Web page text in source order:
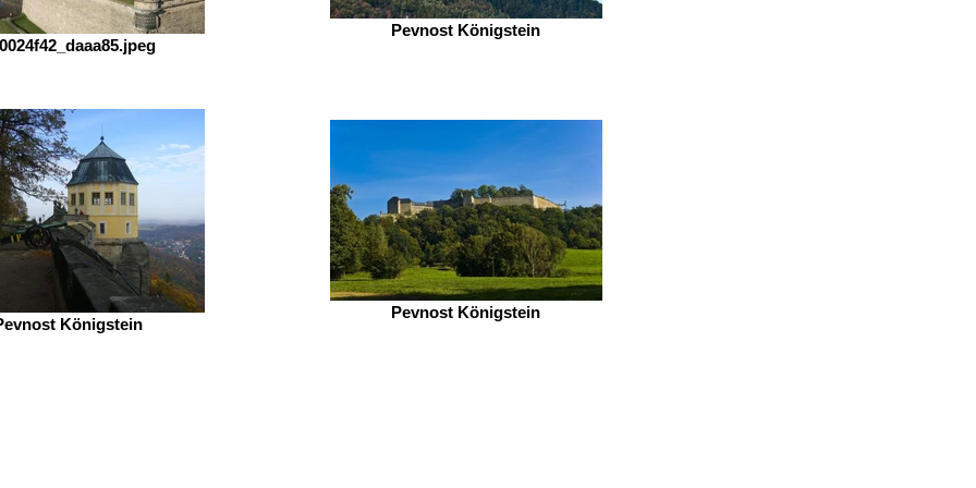
Pevnost Königstein
Königstein
Pevnost Königstein